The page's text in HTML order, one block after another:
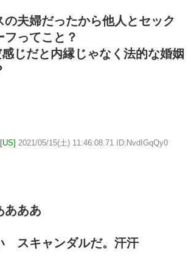
の夫婦だったから他人とセック
フってこと？
じだと内縁じゃなく法的な婚姻
2021/05/15(土) 11:46:08.71 ID:NvdIGqQy0
あああ
スキャンダルだ。汗汗